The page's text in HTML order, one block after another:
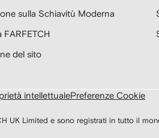
sulla Schiavitù Moderna
FARFETCH
del sito
intellettualePreferenze Cookie
UK Limited e sono registrati in tutto il